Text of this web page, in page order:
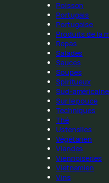
Poisson
Portugais
Portugaise
Produits de la
Repas
Salades
Sauces
Soupes
Spiritueux
Sud-américaine
Sur le pouce
Techniques
Thé
Ustensiles
Végétarien
Viandes
Viennoiseries
Vietnamien
Vins